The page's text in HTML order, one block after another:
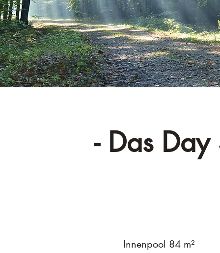
- Das
Innenpool 84 m²